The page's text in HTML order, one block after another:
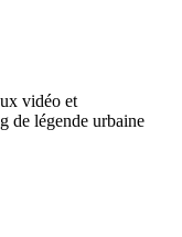
vidéo et
de légende urbaine